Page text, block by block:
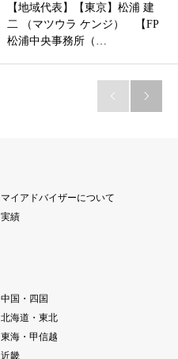
【地域代表】【東京】松浦 建
二 （マツウラ ケンジ） 【FP
松浦中央事務所（…
 
マイアドバイザーについて
実績
中国・四国
北海道・東北
東海・甲信越
近畿